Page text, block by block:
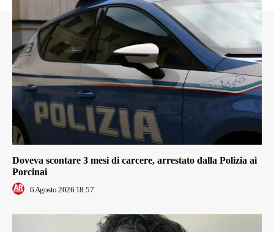
Doveva scontare 3 mesi di carcere, arrestato dalla Polizia ai
Porcinai
6 Agosto 2026 18:57